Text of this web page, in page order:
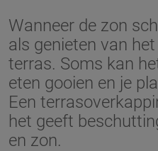
Wanneer de zon
als genieten van
terras. Soms kan
eten gooien en je
Een
het geeft
en zon.